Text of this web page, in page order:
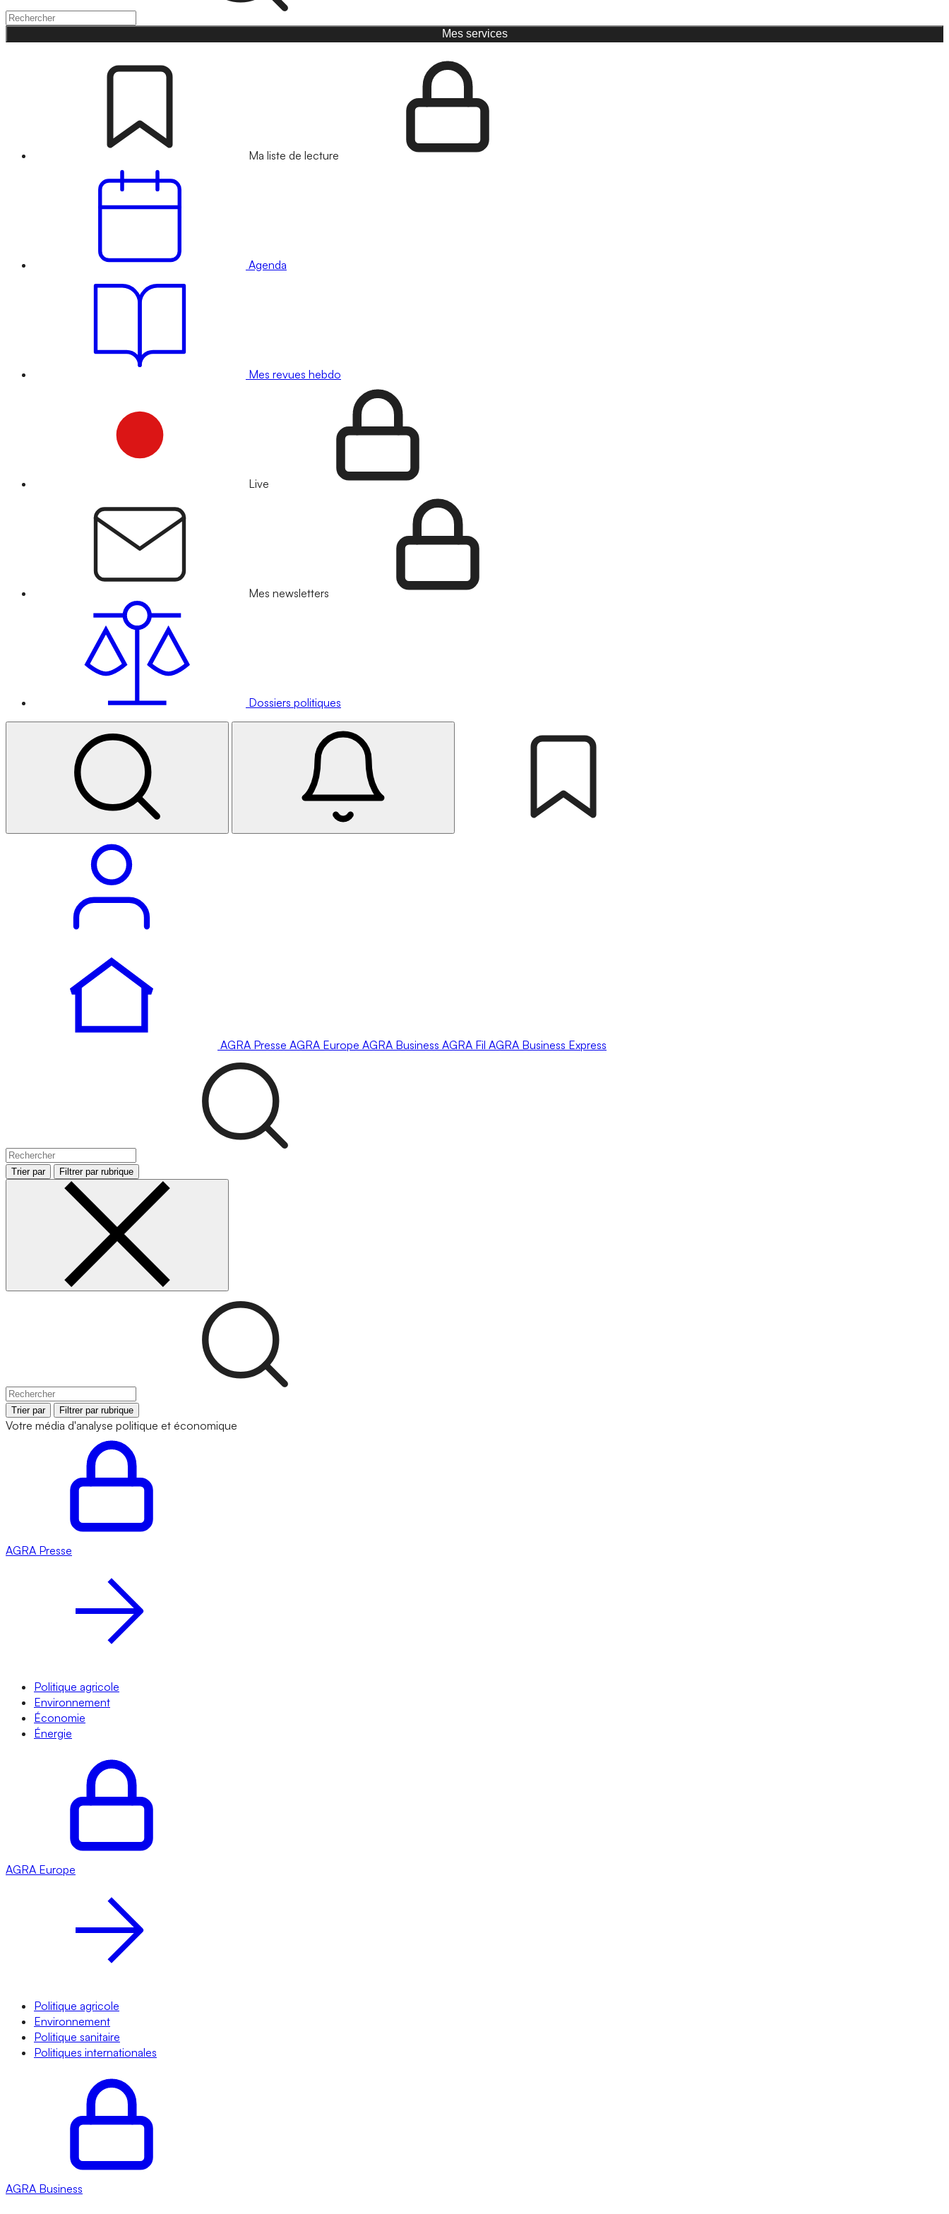
Mes services
Ma liste de lecture
Agenda
Mes revues hebdo
Live
Mes newsletters
Dossiers politiques
AGRA Presse AGRA Europe AGRA Business AGRA Fil AGRA Business Express
Trier par Filtrer par rubrique
Trier par Filtrer par rubrique
Votre média d'analyse politique et économique
AGRA Presse
Politique agricole
Environnement
Économie
Énergie
AGRA Europe
Politique agricole
Environnement
Politique sanitaire
Politiques internationales
AGRA Business